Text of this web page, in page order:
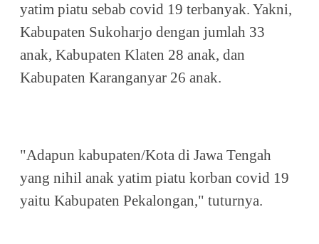
yatim piatu sebab covid 19 terbanyak. Yakni,
Kabupaten Sukoharjo dengan jumlah 33
anak, Kabupaten Klaten 28 anak, dan
Kabupaten Karanganyar 26 anak.
"Adapun kabupaten/Kota di Jawa Tengah
yang nihil anak yatim piatu korban covid 19
yaitu Kabupaten Pekalongan," tuturnya.